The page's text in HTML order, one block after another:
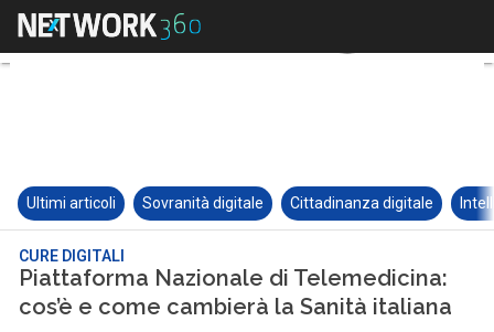
Ultimi articoli Sovranità digitale Cittadinanza digitale
CURE DIGITALI
Piattaforma Nazionale di Telemedicina:
cos’è e come cambierà la Sanità italiana